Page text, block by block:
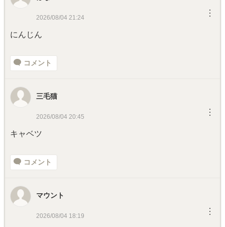
2026/08/04 21:24 ︙
にんじん
コメント
三毛猫
2026/08/04 20:45 ︙
キャベツ
コメント
マウント
2026/08/04 18:19 ︙